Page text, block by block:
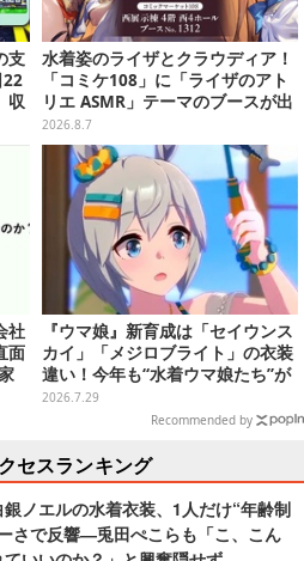
支
22
収
水着姿のライザとクラウディア！
「コミケ108」に「ライザのアト
リエ ASMR」テーマのブースが出
展ーアクスタや限定“たる”ボイス
ASMRカードも
2026.8.7
社
面
『ウマ娘』新育成は「セイウンス
カイ」「メジロブライト」の衣装
違い！今年も“水着ウマ娘たち”が
夏を彩る
2026.7.29
Recommended by
セスランキング
ノエルの水着衣装、1人だけ“年齢制
さで反響―兎田ぺこらも「こ、こん